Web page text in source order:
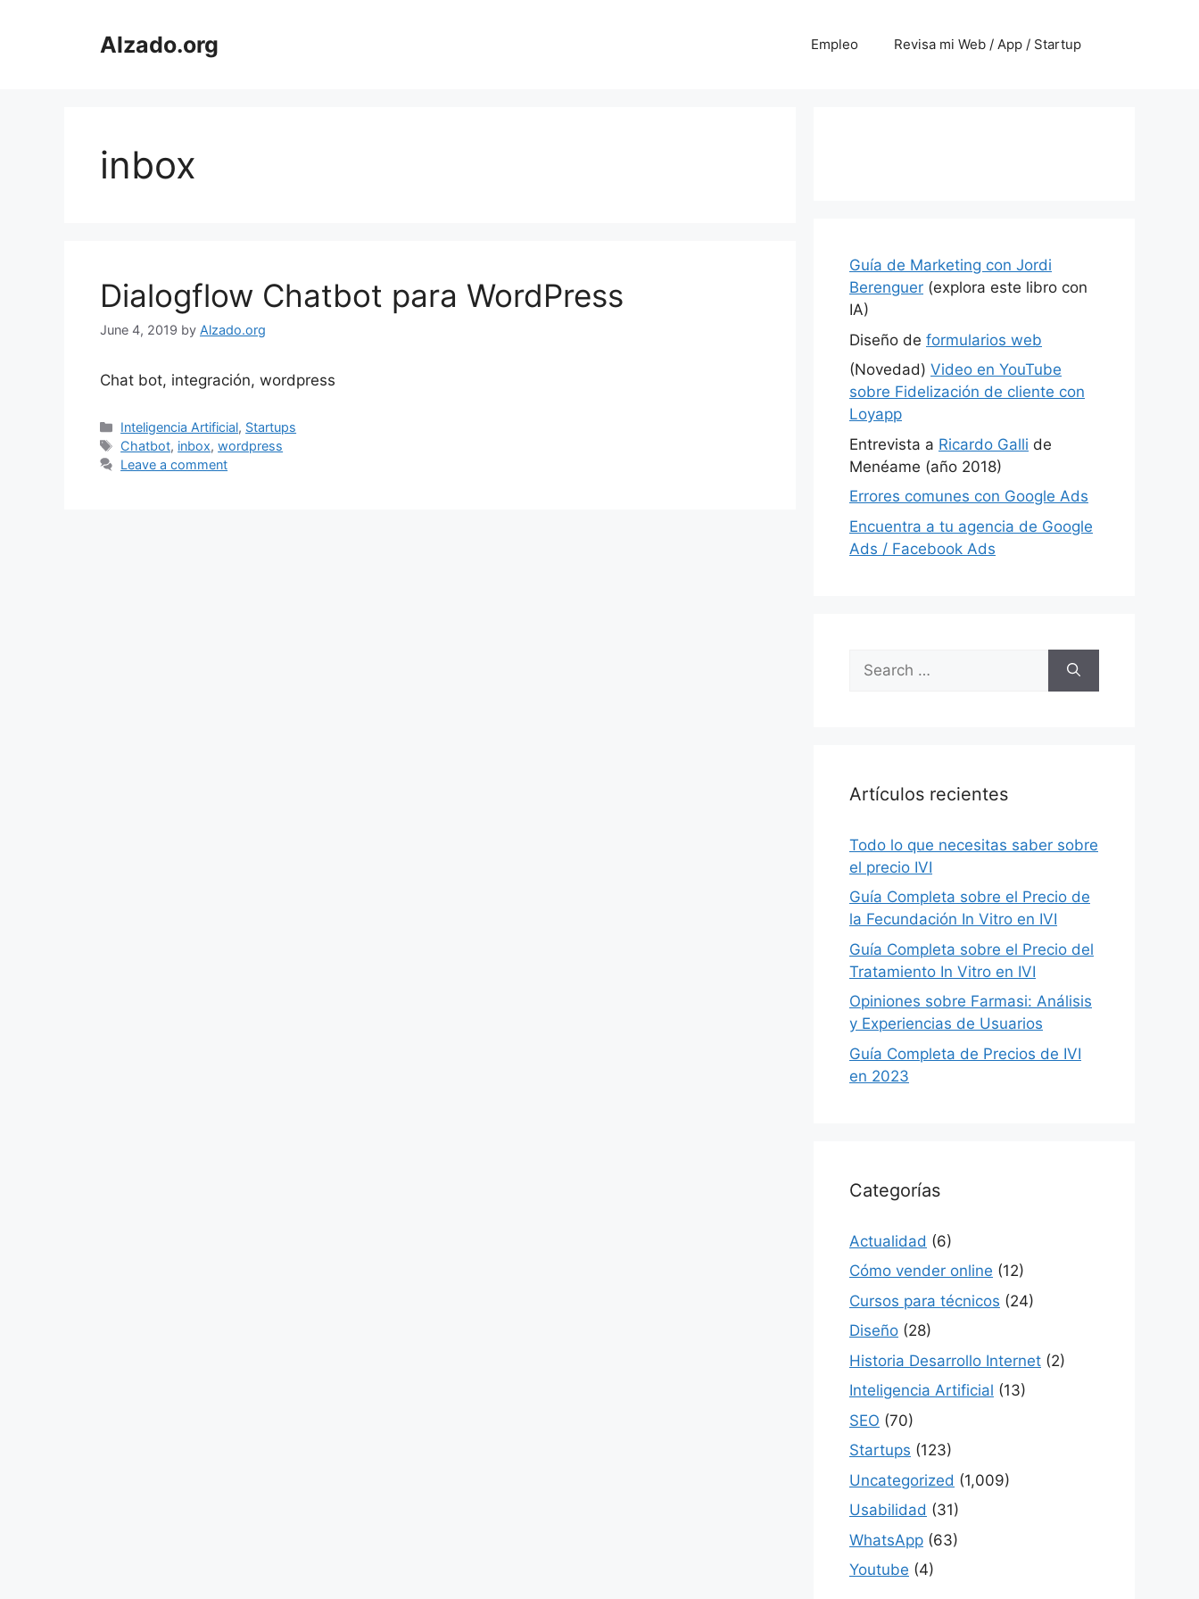
Alzado.org Empleo Revisa mi Web / App / Startup
inbox
Dialogflow Chatbot para WordPress
June 4, 2019 by Alzado.org
Chat bot, integración, wordpress
Categories
Inteligencia Artificial, Startups
Tags
Chatbot, inbox,wordpress
Leave a comment
Guía de Marketing con Jordi
Berenguer (explora este libro con
IA)
Diseño de formularios web
(Novedad) Video en YouTube
sobre Fidelización de cliente con
Loyapp
Entrevista a Ricardo Galli de
Menéame (año 2018)
Errores comunes con Google Ads
Encuentra a tu agencia de Google
Ads / Facebook Ads
for:
Artículos recientes
Todo lo que necesitas saber sobre
el precio IVI
Guía Completa sobre el Precio de
la Fecundación In Vitro en IVI
Guía Completa sobre el Precio del
Tratamiento In Vitro en IVI
Opiniones sobre Farmasi: Análisis
y Experiencias de Usuarios
Guía Completa de Precios de IVI
en 2023
Categorías
Actualidad (6)
Cómo vender online (12)
Cursos para técnicos (24)
Diseño (28)
Historia Desarrollo Internet (2)
Inteligencia Artificial (13)
SEO (70)
Startups (123)
Uncategorized (1,009)
Usabilidad (31)
WhatsApp (63)
Youtube (4)